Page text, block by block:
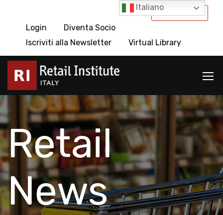
International
Login
Diventa Socio
Iscriviti alla Newsletter
Virtual Library
Retail
News
Italiano